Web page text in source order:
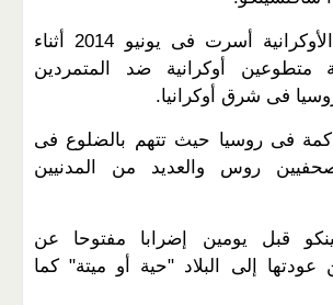
وكانت الطيارة الأوكرانية أسرت فى يونيو 2014 أثناء
متطوعين أوكرانية ضد المتمردين
فى شرق أوكرانيا.
فى روسيا حيث تتهم بالضلوع فى
روس والعديد من المدنيين
قبل يومين إضرابا مفتوحا عن
عودتها إلى البلاد "حية أو ميتة" كما